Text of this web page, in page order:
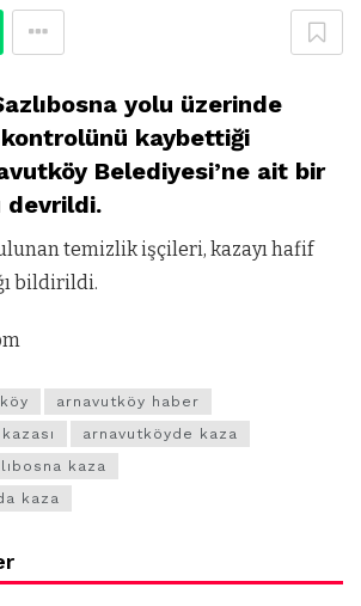
yolu üzerinde
kaybettiği
Belediyesi’ne ait bir
devrildi.
temizlik işçileri, kazayı hafif
bildirildi.
arnavutköy haber
arnavutköyde kaza
kaza
kaza